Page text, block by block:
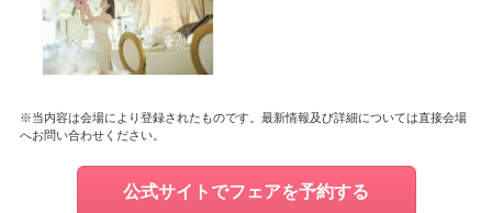
※当内容は会場により登録されたものです。最新情報及び詳細については直接会場
へお問い合わせください。
公式サイトでフェアを予約する